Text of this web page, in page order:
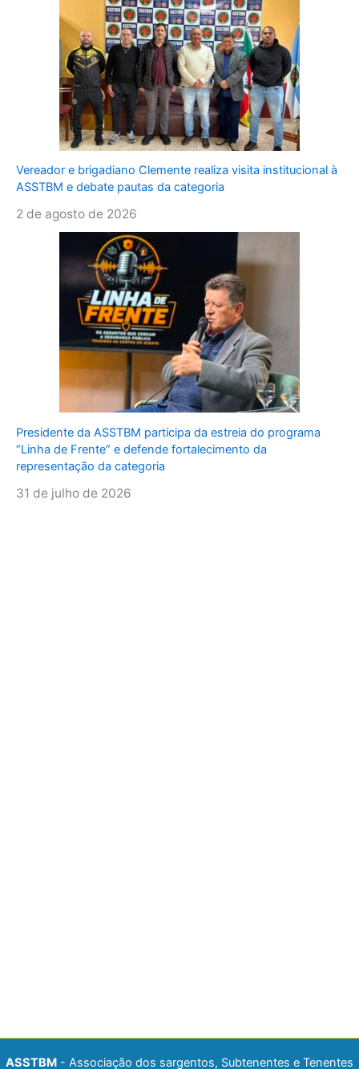
Vereador e brigadiano Clemente realiza visita institucional à
ASSTBM e debate pautas da categoria
2 de agosto de 2026
Presidente da ASSTBM participa da estreia do programa
“Linha de Frente” e defende fortalecimento da
representação da categoria
31 de julho de 2026
ASSTBM - Associação dos sargentos, Subtenentes e Tenentes